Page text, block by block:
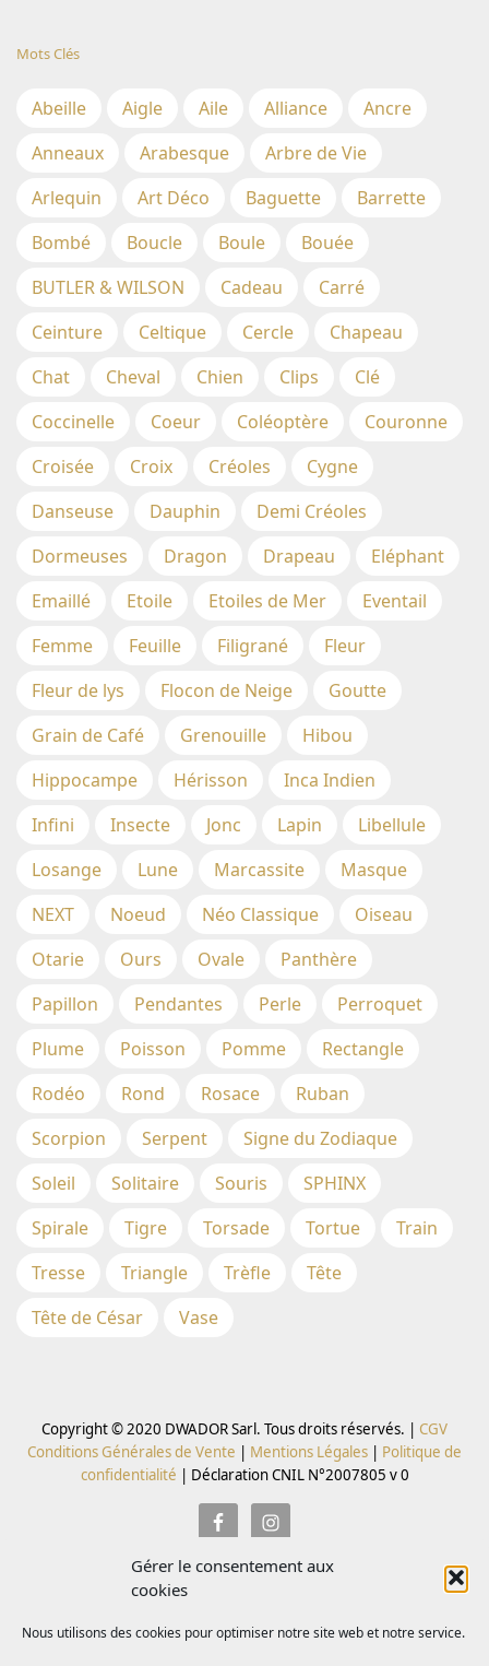
Gérer le consentement aux
cookies
Nous utilisons des cookies pour optimiser notre site web et notre service.
Mots Clés
Abeille Aigle Aile Alliance
Ancre
Anneaux
Arabesque
Arbre de Vie
Arlequin
Art Déco Baguette
Barrette
Bombé
Boucle Boule
Bouée
BUTLER & WILSON
Cadeau
Carré
Ceinture
Celtique Cercle
Chapeau
Chat
Cheval Chien Clips
Clé
Coccinelle
Coeur Coléoptère
Couronne
Croisée
Croix Créoles
Cygne
Danseuse
Dauphin
Demi Créoles
Dormeuses
Dragon Drapeau
Eléphant
Emaillé
Etoile Etoiles de Mer
Eventail
Femme
Feuille Filigrané
Fleur
Fleur de lys
Flocon de Neige
Goutte
Grain de Café
Grenouille
Hibou
Hippocampe
Hérisson
Inca Indien
Infini
Insecte Jonc Lapin
Libellule
Losange
Lune Marcassite
Masque
NEXT
Noeud Néo Classique
Oiseau
Otarie
Ours Ovale
Panthère
Papillon
Pendantes Perle
Perroquet
Plume
Poisson Pomme
Rectangle
Rodéo
Rond Rosace
Ruban
Scorpion
Serpent
Signe du Zodiaque
Soleil
Solitaire Souris
SPHINX
Spirale
Tigre Torsade Tortue
Train
Tresse
Triangle Trèfle
Tête
Tête de César
Vase
Copyright © 2020 DWADOR Sarl. Tous droits réservés. | CGV
Conditions Générales de Vente
Mentions Légales
Politique de
confidentialité
Déclaration CNIL N°2007805 v 0
Inscrivez vous à la Newsletter pour recevoir des codes
Email *